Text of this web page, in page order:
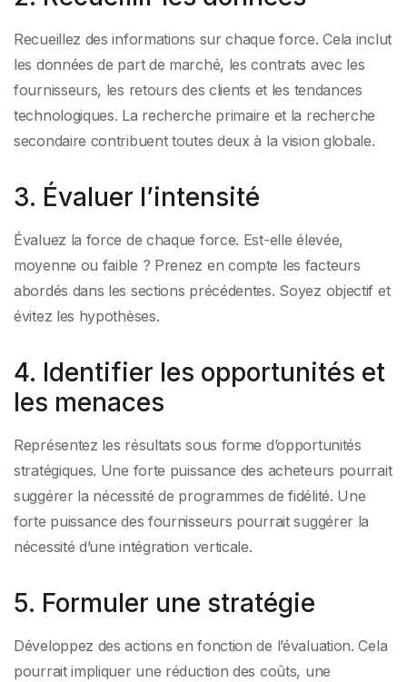
Recueillez des informations sur chaque force. Cela inclut
les données de part de marché, les contrats avec les
fournisseurs, les retours des clients et les tendances
technologiques. La recherche primaire et la recherche
secondaire contribuent toutes deux à la vision globale.
3. Évaluer l’intensité
Évaluez la force de chaque force. Est-elle élevée,
moyenne ou faible ? Prenez en compte les facteurs
abordés dans les sections précédentes. Soyez objectif et
évitez les hypothèses.
4. Identifier les opportunités et
les menaces
Représentez les résultats sous forme d’opportunités
stratégiques. Une forte puissance des acheteurs pourrait
suggérer la nécessité de programmes de fidélité. Une
forte puissance des fournisseurs pourrait suggérer la
nécessité d’une intégration verticale.
5. Formuler une stratégie
Développez des actions en fonction de l’évaluation. Cela
pourrait impliquer une réduction des coûts, une